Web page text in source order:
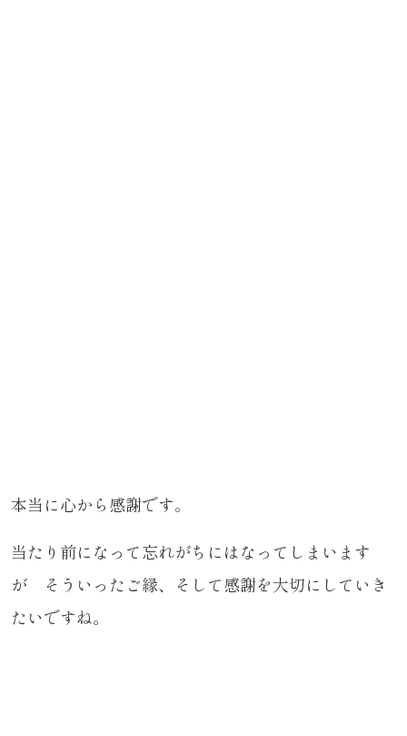
本当に心から感謝です。
当たり前になって忘れがちにはなってしまいます
が そういったご縁、そして感謝を大切にしていき
たいですね。